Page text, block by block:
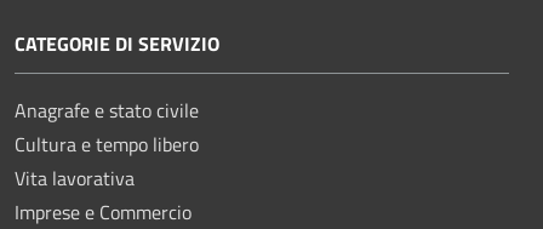
CATEGORIE DI SERVIZIO
Anagrafe e stato civile
Cultura e tempo libero
Vita lavorativa
Imprese e Commercio